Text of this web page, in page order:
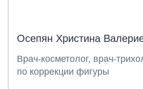
Осепян Христина
Врач-косметолог, врач-
по коррекции фигуры